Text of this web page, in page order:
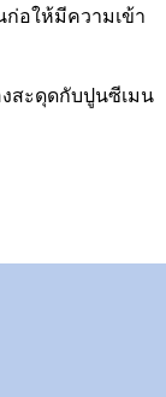
ก่อให้มีความเข้า
สะดุดกับปูนซีเมน